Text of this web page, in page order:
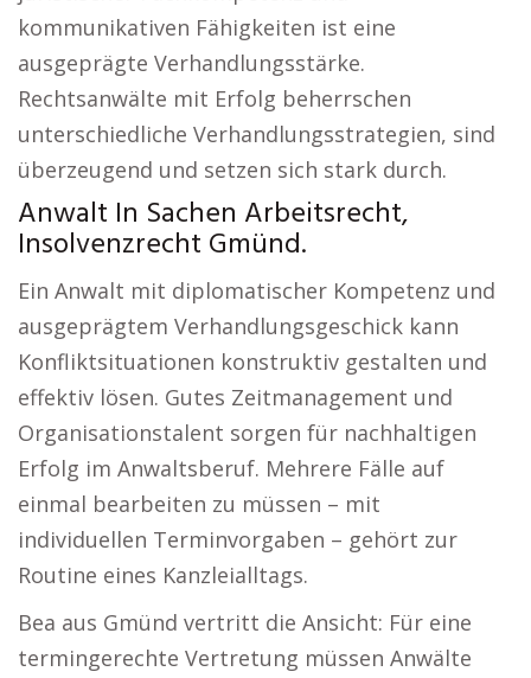
kommunikativen Fähigkeiten ist eine
ausgeprägte Verhandlungsstärke.
Rechtsanwälte mit Erfolg beherrschen
unterschiedliche Verhandlungsstrategien, sind
überzeugend und setzen sich stark durch.
Anwalt In Sachen Arbeitsrecht,
Insolvenzrecht Gmünd.
Ein Anwalt mit diplomatischer Kompetenz und
ausgeprägtem Verhandlungsgeschick kann
Konfliktsituationen konstruktiv gestalten und
effektiv lösen. Gutes Zeitmanagement und
Organisationstalent sorgen für nachhaltigen
Erfolg im Anwaltsberuf. Mehrere Fälle auf
einmal bearbeiten zu müssen – mit
individuellen Terminvorgaben – gehört zur
Routine eines Kanzleialltags.
Bea aus Gmünd vertritt die Ansicht: Für eine
termingerechte Vertretung müssen Anwälte